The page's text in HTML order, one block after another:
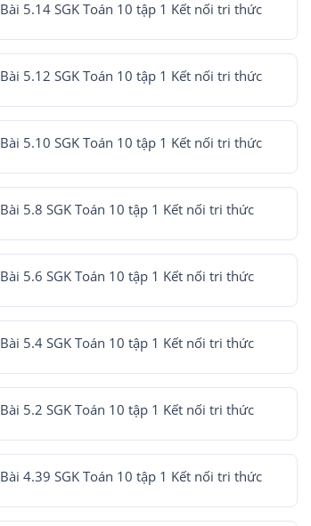
Bài 5.14 SGK Toán 10 tập 1 Kết nối tri thức
Bài 5.12 SGK Toán 10 tập 1 Kết nối tri thức
Bài 5.10 SGK Toán 10 tập 1 Kết nối tri thức
Bài 5.8 SGK Toán 10 tập 1 Kết nối tri thức
Bài 5.6 SGK Toán 10 tập 1 Kết nối tri thức
Bài 5.4 SGK Toán 10 tập 1 Kết nối tri thức
Bài 5.2 SGK Toán 10 tập 1 Kết nối tri thức
Bài 4.39 SGK Toán 10 tập 1 Kết nối tri thức